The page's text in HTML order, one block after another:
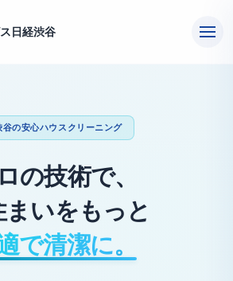
日経渋谷
谷の安心ハウスクリーニング
の技術で、
まいをもっと
で清潔に。